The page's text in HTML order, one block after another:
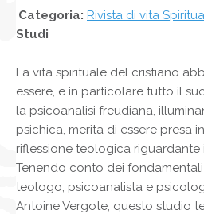
Categoria: Rivista di vita
Studi
La vita spirituale del cristiano
essere, e in particolare tutto il
la psicoanalisi freudiana,
psichica, merita di essere presa
riflessione teologica riguardante
Tenendo conto dei
teologo, psicoanalista e
Antoine Vergote, questo studio